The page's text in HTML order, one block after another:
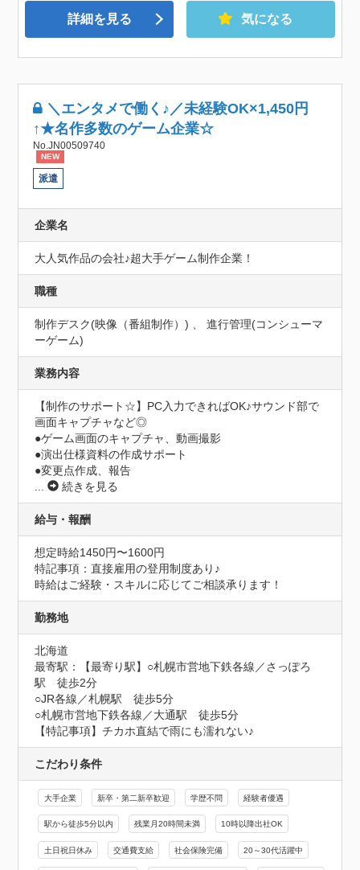
詳細を見る 気になる
＼エンタメで働く♪／未経験OK×1,450円
↑★名作多数のゲーム企業☆
No.JN00509740
NEW
派遣
企業名
大人気作品の会社♪超大手ゲーム制作企業！
職種
制作デスク(映像（番組制作）) 、 進行管理(コンシューマ
ーゲーム)
業務内容
【制作のサポート☆】PC入力できればOK♪サウンド部で
画面キャプチャなど◎
●ゲーム画面のキャプチャ、動画撮影
●演出仕様資料の作成サポート
●変更点作成、報告
...
続きを見る
給与・報酬
想定時給1450円〜1600円
特記事項：直接雇用の登用制度あり♪
時給はご経験・スキルに応じてご相談承ります！
勤務地
北海道
最寄駅：【最寄り駅】○札幌市営地下鉄各線／さっぽろ
駅　徒歩2分
○JR各線／札幌駅　徒歩5分
○札幌市営地下鉄各線／大通駅　徒歩5分
【特記事項】チカホ直結で雨にも濡れない♪
こだわり条件
大手企業 新卒・第二新卒歓迎 学歴不問 経験者優遇
駅から徒歩5分以内 残業月20時間未満 10時以降出社OK
土日祝日休み 交通費支給 社会保険完備 20～30代活躍中